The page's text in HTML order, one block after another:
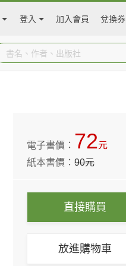
登入 加入會員 兌換券
電子書價： 72元
紙本書價：90元
直接購買
放進購物車